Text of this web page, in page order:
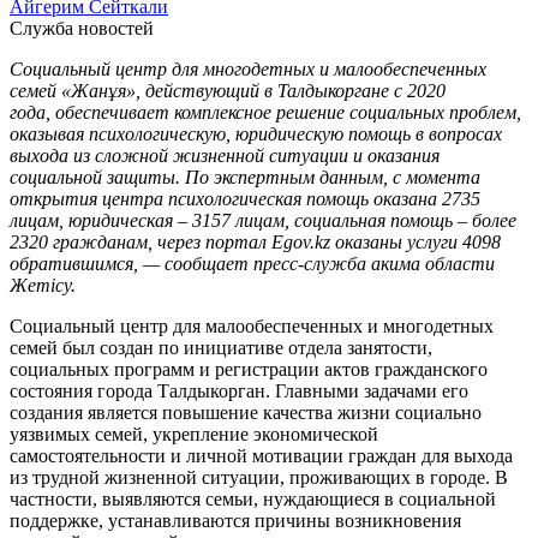
Айгерим Сейткали
Служба новостей
Социальный центр для многодетных и малообеспеченных
семей «Жанұя», действующий в Талдыкоргане с 2020
года, обеспечивает комплексное решение социальных проблем,
оказывая психологическую, юридическую помощь в вопросах
выхода из сложной жизненной ситуации и оказания
социальной защиты. По экспертным данным, с момента
открытия центра психологическая помощь оказана 2735
лицам, юридическая – 3157 лицам, социальная помощь – более
2320 гражданам, через портал Egov.kz оказаны услуги 4098
обратившимся, — сообщает пресс-служба акима области
Жетісу.
Социальный центр для малообеспеченных и многодетных
семей был создан по инициативе отдела занятости,
социальных программ и регистрации актов гражданского
состояния города Талдыкорган. Главными задачами его
создания является повышение качества жизни социально
уязвимых семей, укрепление экономической
самостоятельности и личной мотивации граждан для выхода
из трудной жизненной ситуации, проживающих в городе. В
частности, выявляются семьи, нуждающиеся в социальной
поддержке, устанавливаются причины возникновения